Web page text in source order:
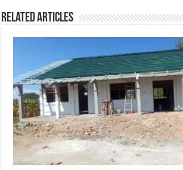
Related Articles